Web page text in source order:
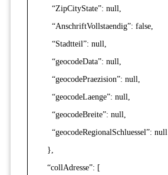
“ZipCityState”: null,
“AnschriftVollstaendig”: false,
“Stadtteil”: null,
“geocodeData”: null,
“geocodePraezision”: null,
“geocodeLaenge”: null,
“geocodeBreite”: null,
“geocodeRegionalSchluessel”: null
},
“collAdresse”: [